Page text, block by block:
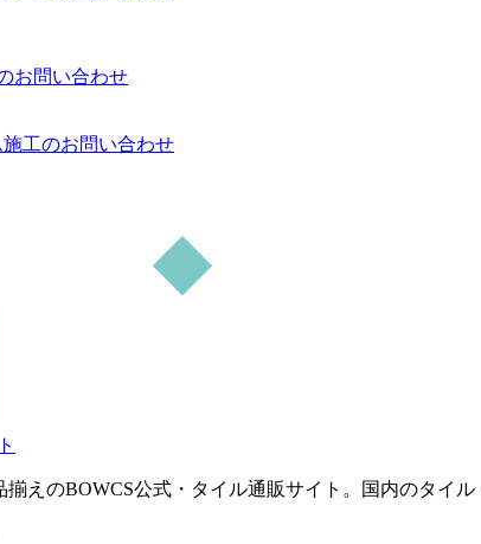
お問い合わせ
工のお問い合わせ
揃えのBOWCS公式・タイル通販サイト。国内のタイ